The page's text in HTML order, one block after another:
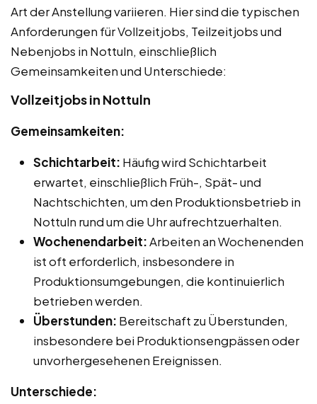
Art der Anstellung variieren. Hier sind die typischen
Anforderungen für Vollzeitjobs, Teilzeitjobs und
Nebenjobs in Nottuln, einschließlich
Gemeinsamkeiten und Unterschiede:
Vollzeitjobs in Nottuln
Gemeinsamkeiten:
Schichtarbeit: Häufig wird Schichtarbeit
erwartet, einschließlich Früh-, Spät- und
Nachtschichten, um den Produktionsbetrieb in
Nottuln rund um die Uhr aufrechtzuerhalten.
Wochenendarbeit:Arbeiten an Wochenenden
ist oft erforderlich, insbesondere in
Produktionsumgebungen, die kontinuierlich
betrieben werden.
Überstunden: Bereitschaft zu Überstunden,
insbesondere bei Produktionsengpässen oder
unvorhergesehenen Ereignissen.
Unterschiede: